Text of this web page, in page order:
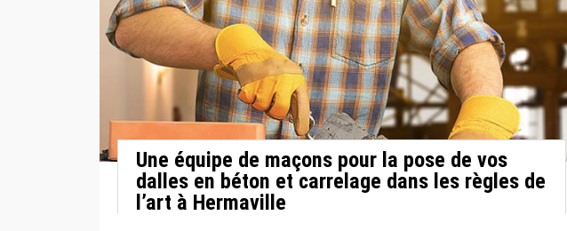
Une équipe de maçons pour la pose de vos
dalles en béton et carrelage dans les règles de
l’art à Hermaville